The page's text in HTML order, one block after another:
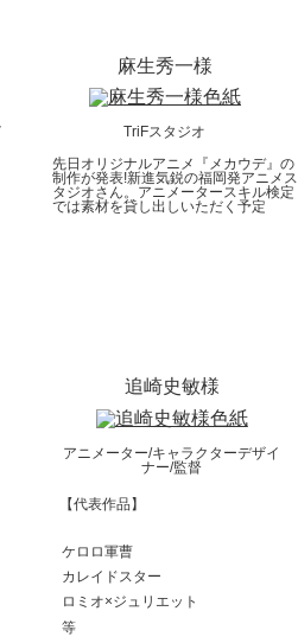
麻生秀一様
TriFスタジオ
先日オリジナルアニメ『メカウデ』の
制作が発表!新進気鋭の福岡発アニメス
タジオさん。アニメータースキル検定
では素材を貸し出しいただく予定
追崎史敏様
アニメーター/キャラクターデザイ
ナー/監督
【代表作品】
ケロロ軍曹
カレイドスター
ロミオ×ジュリエット
等